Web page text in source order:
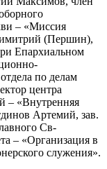
– «Миссия
(Першин),
Епархиальном
по делам
центра
– «Внутренняя
Артемий, зав.
Св-
– «Организация в
служения».